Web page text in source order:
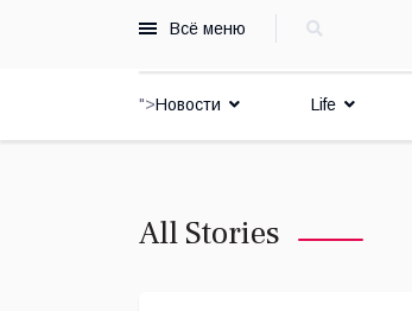
Всё меню
">Новости Life
All Stories